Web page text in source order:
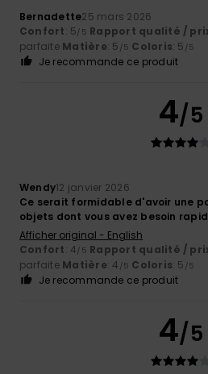
Bernadette25 mars 2026
Confort: 5/5 Rapport qualité /
parfaite Matière: 5 /5 Coloris: 5 /5
Je recommande ce produit
4/5
Wendy12 janvier 2026
Ce serait formidable d'avoir une
objets dont vous avez besoin
Afficher original - English
Confort: 4/5 Rapport qualité /
parfaite Matière: 4 /5 Coloris: 5 /5
Je recommande ce produit
4/5